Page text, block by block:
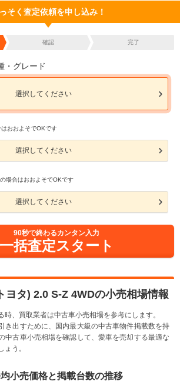
そく査定依頼を申し込み！
確認 完了
・グレード
選択してください
おおよそでOKです
選択してください
場合はおおよそでOKです
選択してください
90秒で終わるカンタン入力
一括査定スタート
ヨタ) 2.0 S-Z 4WDの小売相場情報
時、買取業者は中古車小売相場を参考にします。
き出すために、国内最大級の中古車物件掲載数を持
中古車小売相場を確認して、愛車を売却する最適な
ょう。
小売価格と掲載台数の推移